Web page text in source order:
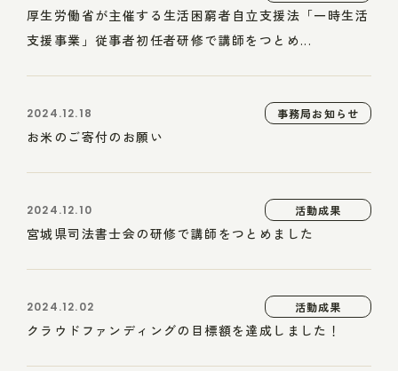
厚生労働省が主催する生活困窮者自立支援法「一時生活
支援事業」従事者初任者研修で講師をつとめ...
2024.12.18 事務局お知らせ
お米のご寄付のお願い
2024.12.10 活動成果
宮城県司法書士会の研修で講師をつとめました
2024.12.02 活動成果
クラウドファンディングの目標額を達成しました！